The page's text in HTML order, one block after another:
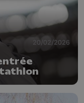
20/02/2026